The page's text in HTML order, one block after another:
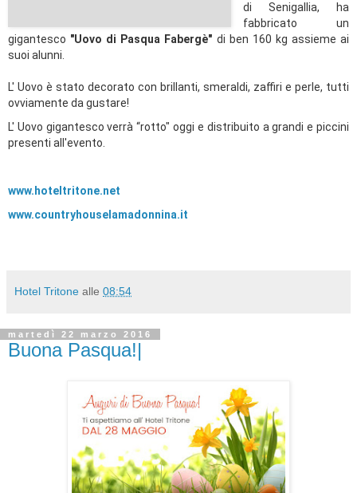
di Senigallia, ha
fabbricato un
gigantesco "Uovo di Pasqua Fabergè" di ben 160 kg assieme ai
suoi alunni.
L' Uovo è stato decorato con brillanti, smeraldi, zaffiri e perle, tutti
ovviamente da gustare!
L' Uovo gigantesco verrà “rotto" oggi e distribuito a grandi e piccini
presenti all'evento.
www.hoteltritone.net
www.countryhouselamadonnina.it
Hotel Tritone alle 08:54
martedì 22 marzo 2016
Buona Pasqua!|